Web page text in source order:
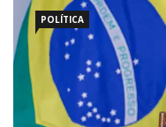
POLÍTICA